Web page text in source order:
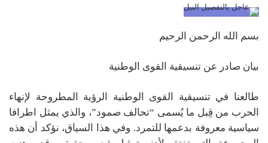
بسم الله الرحمن الرحيم
بيان صادر عن تنسيقية القوى الوطنية
طالعنا في تنسيقية القوى الوطنية الرؤية المطروحة لإنهاء
الحرب من قِبل ما يُسمى “تحالف صمود”، والذي يمثل اطرافا
سياسية معروفة بدعمها للتمرد. وفي هذا السياق، نؤكد أن هذه